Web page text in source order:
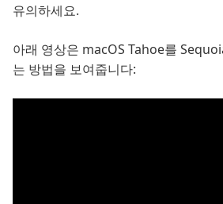
유의하세요.
아래 영상은 macOS Tahoe를
는 방법을 보여줍니다: